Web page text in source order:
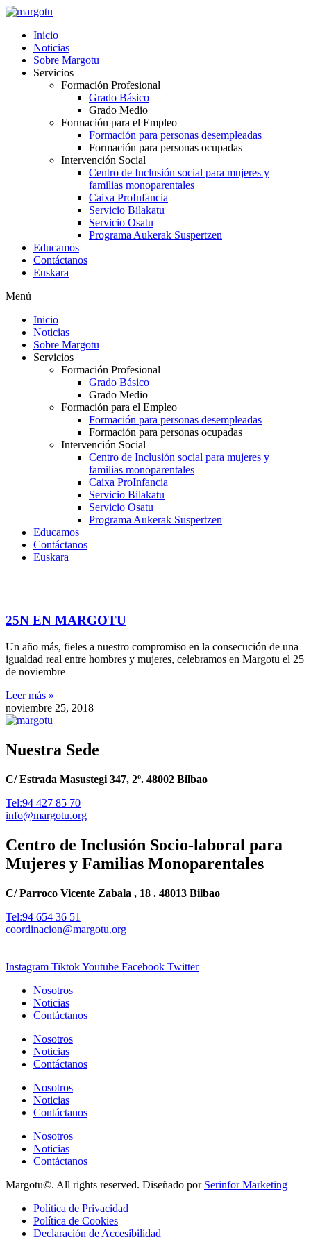
Ir
contenido
Inicio
Noticias
Sobre Margotu
Servicios
Formación Profesional
Grado Básico
Grado Medio
Formación para el Empleo
Formación para personas desempleadas
Formación para personas ocupadas
Intervención Social
Centro de Inclusión social para mujeres y
familias monoparentales
Caixa ProInfancia
Servicio Bilakatu
Servicio Osatu
Programa Aukerak Suspertzen
Educamos
Contáctanos
Euskara
Menú
Inicio
Noticias
Sobre Margotu
Servicios
Formación Profesional
Grado Básico
Grado Medio
Formación para el Empleo
Formación para personas desempleadas
Formación para personas ocupadas
Intervención Social
Centro de Inclusión social para mujeres y
familias monoparentales
Caixa ProInfancia
Servicio Bilakatu
Servicio Osatu
Programa Aukerak Suspertzen
Educamos
Contáctanos
Euskara
25N EN MARGOTU
Un año más, fieles a nuestro compromiso en la consecución de una
igualdad real entre hombres y mujeres, celebramos en Margotu el 25
de noviembre
Leer más »
noviembre 25, 2018
Nuestra Sede
C/ Estrada Masustegi 347, 2º. 48002 Bilbao
Tel:94 427 85 70
info@margotu.org
Centro de Inclusión Socio-laboral para
Mujeres y Familias Monoparentales
C/ Parroco Vicente Zabala , 18 . 48013 Bilbao
Tel:94 654 36 51
coordinacion@margotu.org
Instagram TiktokYoutube Facebook Twitter
Nosotros
Noticias
Contáctanos
Nosotros
Noticias
Contáctanos
Nosotros
Noticias
Contáctanos
Nosotros
Noticias
Contáctanos
Margotu©. All rights reserved. Diseñado por Serinfor Marketing
Política de Privacidad
Política de Cookies
Declaración de Accesibilidad